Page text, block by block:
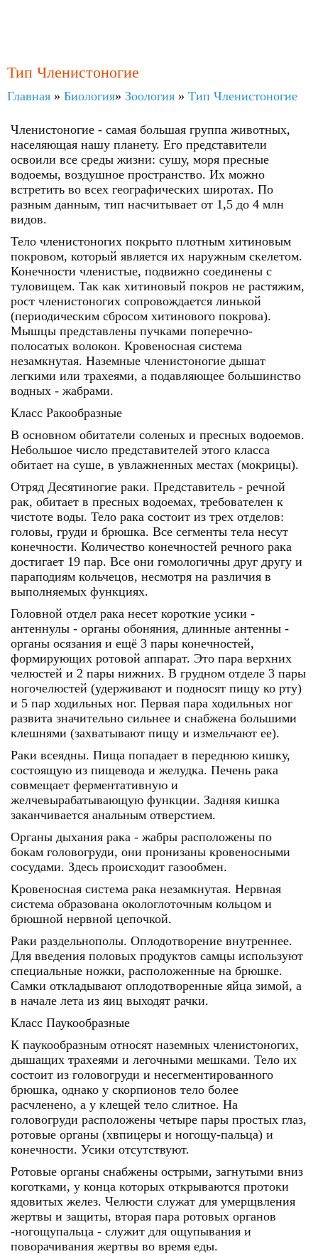
Тип Членистоногие
Главная » Биология» Зоология » Тип Членистоногие
Членистоногие - самая большая группа животных,
населяющая нашу планету. Его представители
освоили все среды жизни: сушу, моря пресные
водоемы, воздушное пространство. Их можно
встретить во всех географических широтах. По
разным данным, тип насчитывает от 1,5 до 4 млн
видов.
Тело членистоногих покрыто плотным хитиновым
покровом, который является их наружным скелетом.
Конечности членистые, подвижно соединены с
туловищем. Так как хитиновый покров не растяжим,
рост членистоногих сопровождается линькой
(периодическим сбросом хитинового покрова).
Мышцы представлены пучками поперечно-
полосатых волокон. Кровеносная система
незамкнутая. Наземные членистоногие дышат
легкими или трахеями, а подавляющее большинство
водных - жабрами.
Класс Ракообразные
В основном обитатели соленых и пресных водоемов.
Небольшое число представителей этого класса
обитает на суше, в увлажненных местах (мокрицы).
Отряд Десятиногие раки. Представитель - речной
рак, обитает в пресных водоемах, требователен к
чистоте воды. Тело рака состоит из трех отделов:
головы, груди и брюшка. Все сегменты тела несут
конечности. Количество конечностей речного рака
достигает 19 пар. Все они гомологичны друг другу и
параподиям кольчецов, несмотря на различия в
выполняемых функциях.
Головной отдел рака несет короткие усики -
антеннулы - органы обоняния, длинные антенны -
органы осязания и ещё 3 пары конечностей,
формирующих ротовой аппарат. Это пара верхних
челюстей и 2 пары нижних. В грудном отделе 3 пары
ногочелюстей (удерживают и подносят пищу ко рту)
и 5 пар ходильных ног. Первая пара ходильных ног
развита значительно сильнее и снабжена большими
клешнями (захватывают пищу и измельчают ее).
Раки всеядны. Пища попадает в переднюю кишку,
состоящую из пищевода и желудка. Печень рака
совмещает ферментативную и
желчевырабатывающую функции. Задняя кишка
заканчивается анальным отверстием.
Органы дыхания рака - жабры расположены по
бокам головогруди, они пронизаны кровеносными
сосудами. Здесь происходит газообмен.
Кровеносная система рака незамкнутая. Нервная
система образована окологлоточным кольцом и
брюшной нервной цепочкой.
Раки раздельнополы. Оплодотворение внутреннее.
Для введения половых продуктов самцы используют
специальные ножки, расположенные на брюшке.
Самки откладывают оплодотворенные яйца зимой, а
в начале лета из яиц выходят рачки.
Класс Паукообразные
К паукообразным относят наземных членистоногих,
дышащих трахеями и легочными мешками. Тело их
состоит из головогруди и несегментированного
брюшка, однако у скорпионов тело более
расчленено, а у клещей тело слитное. На
головогруди расположены четыре пары простых глаз,
ротовые органы (хвпицеры и ногощу-пальца) и
конечности. Усики отсутствуют.
Ротовые органы снабжены острыми, загнутыми вниз
коготками, у конца которых открываются протоки
ядовитых желез. Челюсти служат для умерщвления
жертвы и защиты, вторая пара ротовых органов
-ногощупальца - служит для ощупывания и
поворачивания жертвы во время еды.